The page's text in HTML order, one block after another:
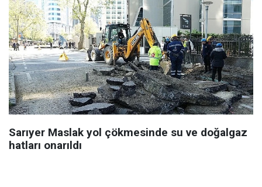
Sarıyer Maslak yol çökmesinde su ve doğalgaz
hatları onarıldı